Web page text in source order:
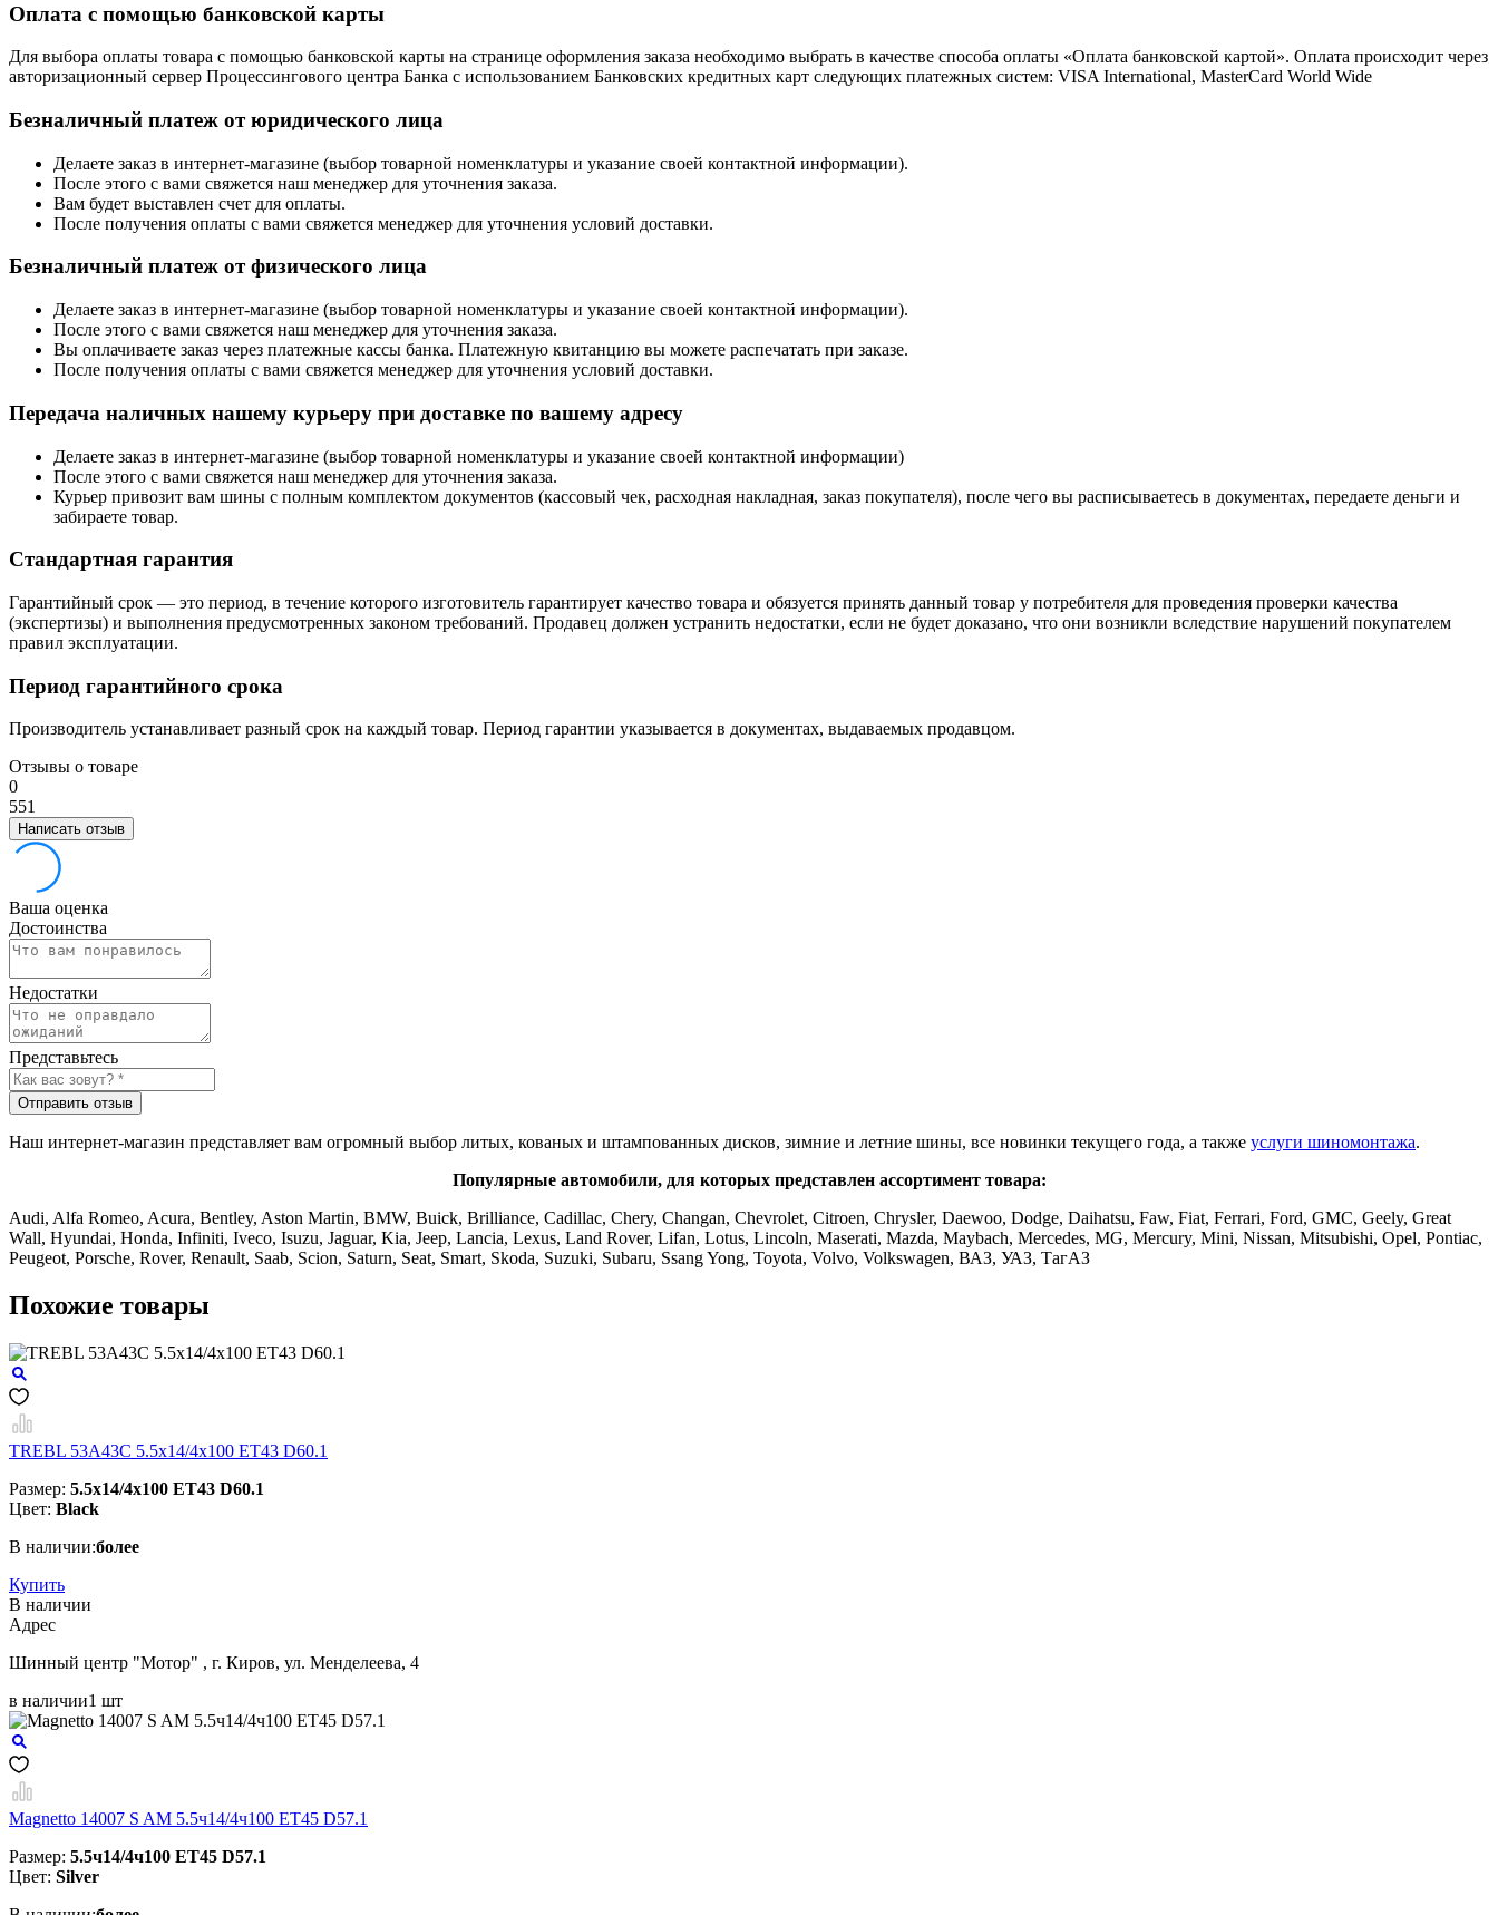
Оплата с помощью банковской карты
Для выбора оплаты товара с помощью банковской карты на странице оформления заказа необходимо выбрать в качестве способа оплаты «Оплата банковской картой». Оплата происходит через
авторизационный сервер Процессингового центра Банка с использованием Банковских кредитных карт следующих платежных систем: VISA International, MasterCard World Wide
Безналичный платеж от юридического лица
Делаете заказ в интернет-магазине (выбор товарной номенклатуры и указание своей контактной информации).
После этого с вами свяжется наш менеджер для уточнения заказа.
Вам будет выставлен счет для оплаты.
После получения оплаты с вами свяжется менеджер для уточнения условий доставки.
Безналичный платеж от физического лица
Делаете заказ в интернет-магазине (выбор товарной номенклатуры и указание своей контактной информации).
После этого с вами свяжется наш менеджер для уточнения заказа.
Вы оплачиваете заказ через платежные кассы банка. Платежную квитанцию вы можете распечатать при заказе.
После получения оплаты с вами свяжется менеджер для уточнения условий доставки.
Передача наличных нашему курьеру при доставке по вашему адресу
Делаете заказ в интернет-магазине (выбор товарной номенклатуры и указание своей контактной информации)
После этого с вами свяжется наш менеджер для уточнения заказа.
Курьер привозит вам шины с полным комплектом документов (кассовый чек, расходная накладная, заказ покупателя), после чего вы расписываетесь в документах, передаете деньги и
забираете товар.
Стандартная гарантия
Гарантийный срок — это период, в течение которого изготовитель гарантирует качество товара и обязуется принять данный товар у потребителя для проведения проверки качества
(экспертизы) и выполнения предусмотренных законом требований. Продавец должен устранить недостатки, если не будет доказано, что они возникли вследствие нарушений покупателем
правил эксплуатации.
Период гарантийного срока
Производитель устанавливает разный срок на каждый товар. Период гарантии указывается в документах, выдаваемых продавцом.
Отзывы о товаре
0
551
Написать отзыв
Ваша оценка
Достоинства
Недостатки
Представьтесь
Отправить отзыв
Наш интернет-магазин представляет вам огромный выбор литых, кованых и штампованных дисков, зимние и летние шины, все новинки текущего года, а также услуги шиномонтажа.
Популярные автомобили, для которых представлен ассортимент товара:
Audi, Alfa Romeo, Acura, Bentley, Aston Martin, BMW, Buick, Brilliance, Cadillac, Chery, Changan, Chevrolet, Citroen, Chrysler, Daewoo, Dodge, Daihatsu, Faw, Fiat, Ferrari, Ford, GMC, Geely, Great
Wall, Hyundai, Honda, Infiniti, Iveco, Isuzu, Jaguar, Kia, Jeep, Lancia, Lexus, Land Rover, Lifan, Lotus, Lincoln, Maserati, Mazda, Maybach, Mercedes, MG, Mercury, Mini, Nissan, Mitsubishi, Opel, Pontiac,
Peugeot, Porsche, Rover, Renault, Saab, Scion, Saturn, Seat, Smart, Skoda, Suzuki, Subaru, Ssang Yong, Toyota, Volvo, Volkswagen, ВАЗ, УАЗ, ТагАЗ
Похожие товары
TREBL 53A43C 5.5x14/4x100 ET43 D60.1
Размер: 5.5x14/4x100 ET43 D60.1
Цвет: Black
В наличии:более
Купить
В наличии
Aдрес
Шинный центр "Мотор" , г. Киров, ул. Менделеева, 4
в наличии1 шт
Magnetto 14007 S AM 5.5ч14/4ч100 ET45 D57.1
Размер: 5.5ч14/4ч100 ET45 D57.1
Цвет: Silver